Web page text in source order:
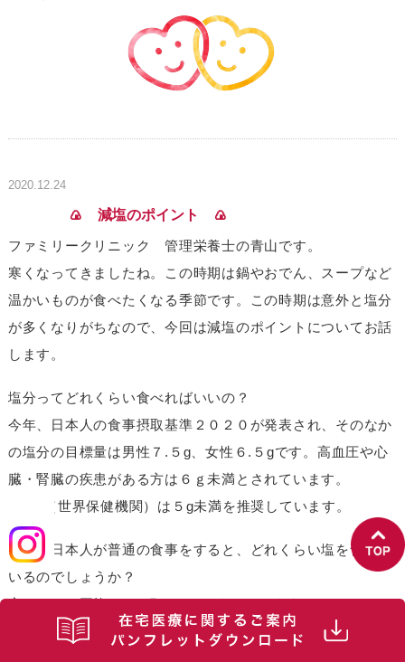
2020.12.24
🍙 減塩のポイント 🍙
ファミリークリニック 管理栄養士の青山です。
寒くなってきましたね。この時期は鍋やおでん、スープなど
温かいものが食べたくなる季節です。この時期は意外と塩分
が多くなりがちなので、今回は減塩のポイントについてお話
します。
塩分ってどれくらい食べればいいの？
今年、日本人の食事摂取基準２０２０が発表され、そのなか
の塩分の目標量は男性７.５g、女性６.５gです。高血圧や心
臓・腎臓の疾患がある方は６ｇ未満とされています。
WHO（世界保健機関）は５g未満を推奨しています。
では、日本人が普通の食事をすると、どれくらい塩を食べて
いるのでしょうか？
実は・・・平均１０g程とってしまっています。
日本人の食生活は、昔よりは減ってきてはいるものの、塩分